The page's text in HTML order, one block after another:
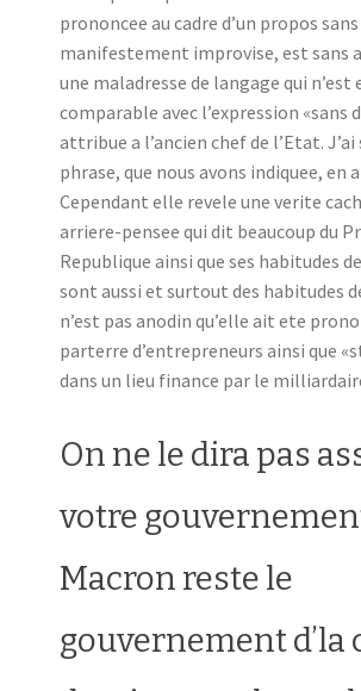
prononcee au cadre d’un propos
manifestement improvise, est sans
une maladresse de langage qui n’est
comparable avec l’expression «sans
attribue a l’ancien chef de l’Etat. J’ai
phrase, que nous avons indiquee, en
Cependant elle revele une verite
arriere-pensee qui dit beaucoup du
Republique ainsi que ses habitudes
sont aussi et surtout des habitudes
n’est pas anodin qu’elle ait ete
parterre d’entrepreneurs ainsi que
dans un lieu finance par le
On ne le dira pas
votre
Macron reste le
gouvernement d’la